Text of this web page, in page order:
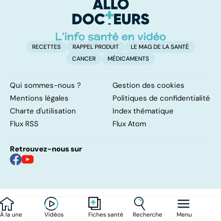
À la une Vidéos Fiches santé Recherche Menu
RECETTES RAPPEL PRODUIT
LE MAG DE LA SANTÉ
CANCER
MÉDICAMENTS
Qui sommes-nous ?
Gestion des cookies
Mentions légales
Politiques de confidentialité
Charte d'utilisation
Index thématique
Flux RSS
Flux Atom
Retrouvez-nous sur